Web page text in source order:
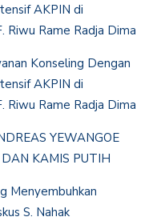
AKPIN di
Riwu Rame Radja Dima
Konseling Dengan
AKPIN di
Riwu Rame Radja Dima
YEWANGOE
KAMIS PUTIH
Menyembuhkan
S. Nahak